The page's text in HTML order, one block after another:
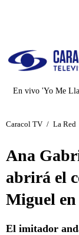
En vivo 'Yo Me
Caracol TV / La Red
Ana
abrirá el
Miguel
El imitador